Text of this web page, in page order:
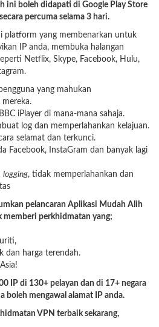
ini boleh didapati di Google Play Store
percuma selama 3 hari.
platform yang membenarkan untuk
IP anda, membuka halangan
Netflix, Skype, Facebook, Hulu,
yang mahukan
iPlayer di mana-mana sahaja.
log dan memperlahankan kelajuan.
selamat dan terkunci.
Facebook, InstaGram dan banyak lagi
logging, tidak memperlahankan dan
pelancaran Aplikasi Mudah Alih
memberi perkhidmatan yang;
dan harga terendah.
IP di 130+ pelayan dan di 17+ negara
boleh mengawal alamat IP anda.
VPN terbaik sekarang,